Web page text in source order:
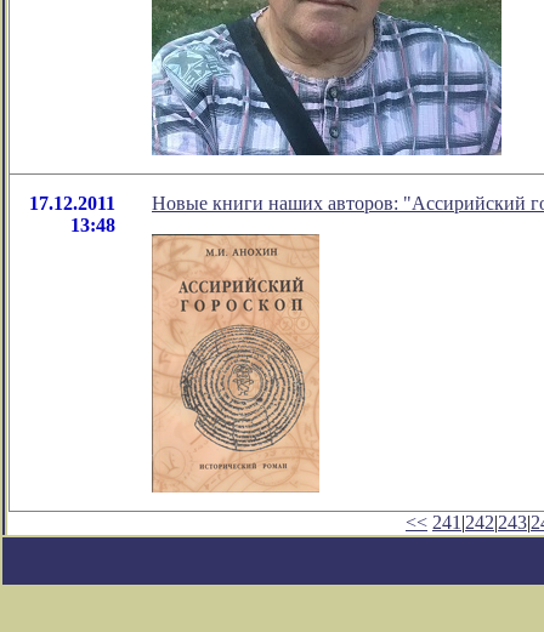
17.12.2011
13:48
Новые книги наших авторов: "Ассирийский
<< 241 |242|243|